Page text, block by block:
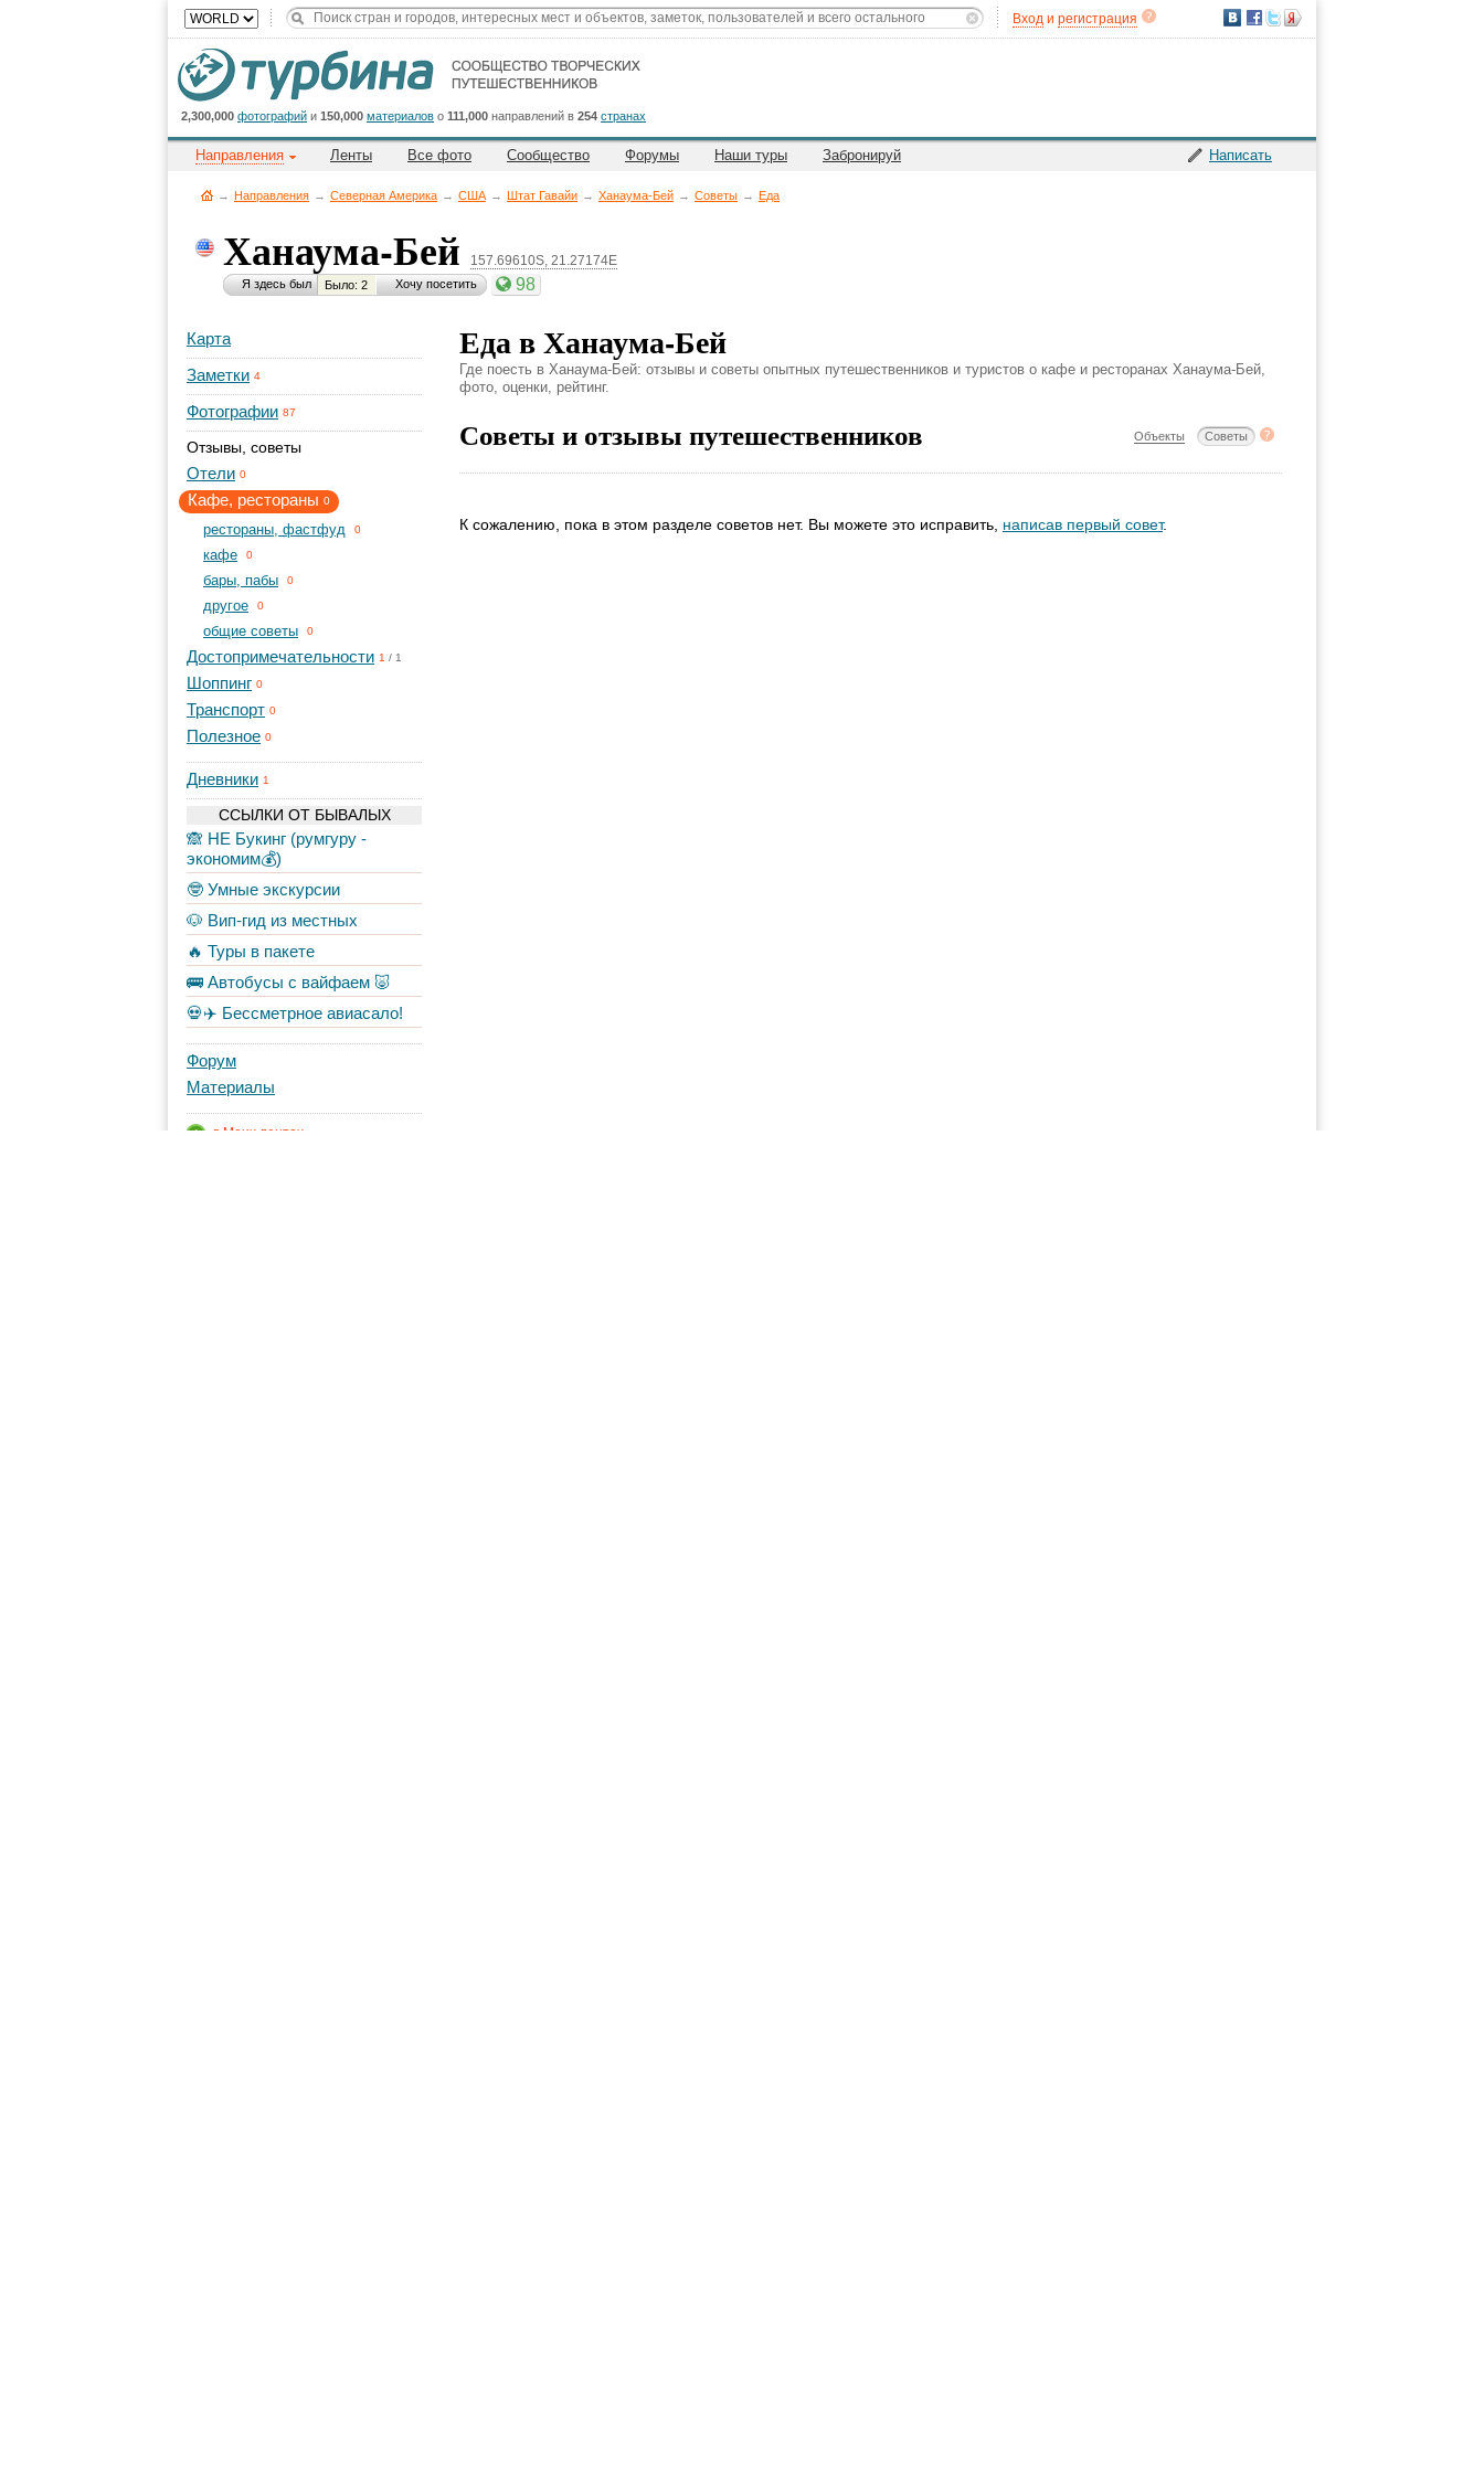
Вход и регистрация
2,300,000 фотографий и 150,000 материалов о 111,000 направлений в 254 странах
Написать
Направления Ленты Все фото Сообщество Форумы Наши туры Забронируй
→ Направления → Северная Америка → CША → Штат Гавайи → Ханаума-Бей → Советы → Еда
Ханаума-Бей 157.69610S, 21.27174E
Я здесь был Было: 2 Хочу посетить 98
Карта
Заметки 4
Фотографии 87
Отзывы, советы
Отели 0
Кафе, рестораны 0
рестораны, фастфуд 0
кафе 0
бары, пабы 0
другое 0
общие советы 0
Достопримечательности 1 / 1
Шоппинг 0
Транспорт 0
Полезное 0
Дневники 1
ССЫЛКИ ОТ БЫВАЛЫХ
🙈 НЕ Букинг (румгуру -
экономим💰)
🤓 Умные экскурсии
🐶 Вип-гид из местных
🔥 Туры в пакете
🚌 Автобусы с вайфаем 🐷
💀✈️ Бессметрное авиасало!
Форум
Материалы
в Моих лентах
Еда в Ханаума-Бей
Где поесть в Ханаума-Бей: отзывы и советы опытных путешественников и туристов о кафе и ресторанах Ханаума-Бей,
фото, оценки, рейтинг.
Советы и отзывы путешественников Объекты Советы
К сожалению, пока в этом разделе советов нет. Вы можете это исправить, написав первый совет.